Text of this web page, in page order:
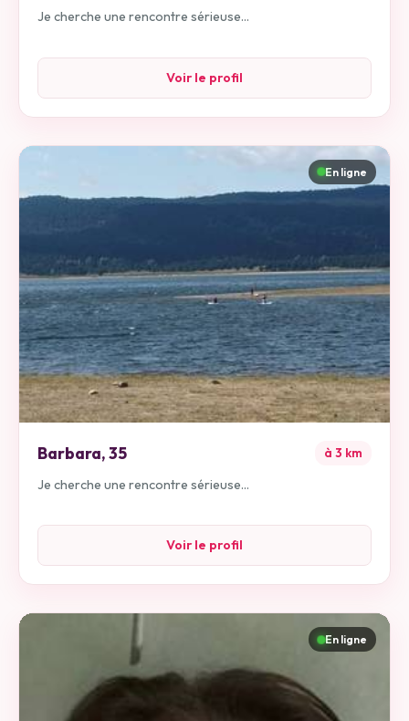
Je cherche une rencontre sérieuse...
Voir le profil
En ligne
Barbara,35 à 3 km
Je cherche une rencontre sérieuse...
Voir le profil
En ligne